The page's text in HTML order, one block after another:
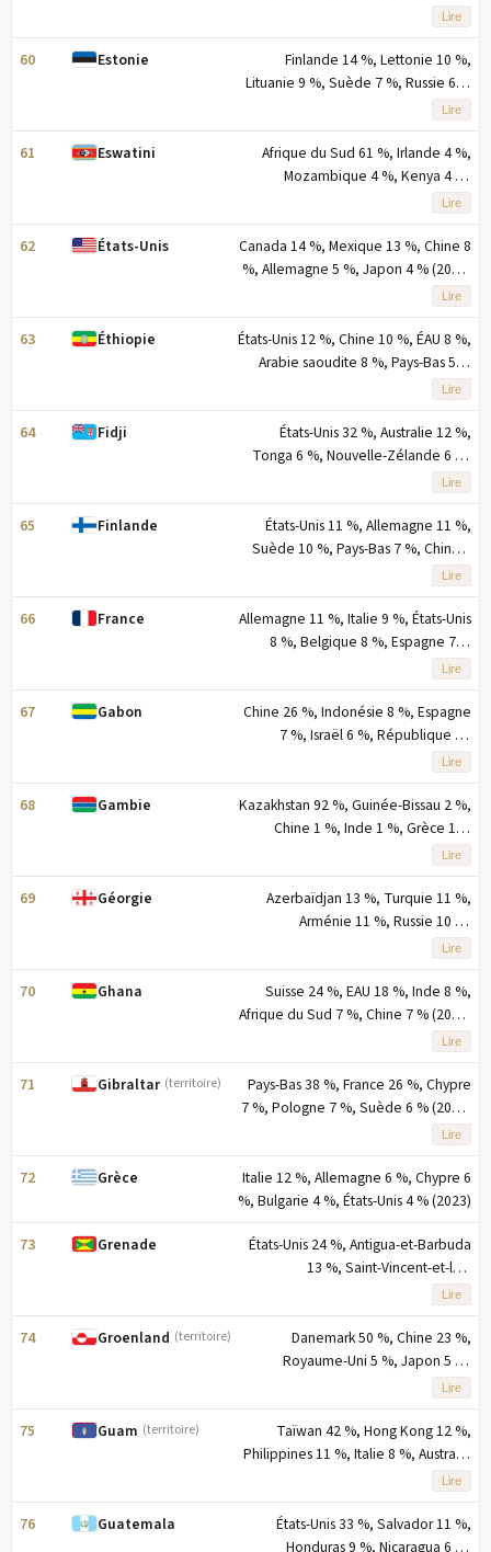
Uni 6 % (2023) note : cinq principaux
partenaires d'exportation selon la
part en pourcentage des
exportations
Lire
60 Estonie
Finlande 14 %, Lettonie 10 %,
Lituanie 9 %, Suède 7 %, Russie 6 %
(2023) note : cinq principaux
partenaires à l'exportation basés sur
le pourcentage des exportations
Lire
61 Eswatini
Afrique du Sud 61 %, Irlande 4 %,
Mozambique 4 %, Kenya 4 %,
Nigeria 3 % (2023) note : cinq
principaux partenaires d'exportation
basés sur le pourcentage des
exportations
Lire
62 États-Unis
Canada 14 %, Mexique 13 %, Chine 8
%, Allemagne 5 %, Japon 4 % (2023)
note : les cinq principaux partenaires
d'exportation basés sur le
pourcentage des exportations
Lire
63 Éthiopie
États-Unis 12 %, Chine 10 %, ÉAU 8 %,
Arabie saoudite 8 %, Pays-Bas 5 %
(2023) note : cinq principaux
partenaires à l'exportation basés sur
le pourcentage des exportations
Lire
64 Fidji
États-Unis 32 %, Australie 12 %,
Tonga 6 %, Nouvelle-Zélande 6 %,
Samoa 4 % (2023) note : cinq
principaux partenaires à l'exportation
selon la part en pourcentage des
exportations
Lire
65 Finlande
États-Unis 11 %, Allemagne 11 %,
Suède 10 %, Pays-Bas 7 %, Chine 5
% (2023) note : cinq principaux
partenaires d'exportation basés sur
le pourcentage des exportations
Lire
66 France
Allemagne 11 %, Italie 9 %, États-Unis
8 %, Belgique 8 %, Espagne 7 %
(2023) note : cinq principaux
partenaires à l'exportation basés sur
le pourcentage des exportations
Lire
67 Gabon
Chine 26 %, Indonésie 8 %, Espagne
7 %, Israël 6 %, République du
Congo 5 % (2023) note : cinq
principaux partenaires à l'exportation
basés sur le pourcentage des
exportations
Lire
68 Gambie
Kazakhstan 92 %, Guinée-Bissau 2 %,
Chine 1 %, Inde 1 %, Grèce 1 %
(2023) note : cinq principaux
partenaires d'exportation basés sur
le pourcentage des exportations
Lire
69 Géorgie
Azerbaïdjan 13 %, Turquie 11 %,
Arménie 11 %, Russie 10 %,
Kirghizistan 8 % (2023) note : cinq
principaux partenaires d'exportation
basés sur le pourcentage des
exportations
Lire
70 Ghana
Suisse 24 %, EAU 18 %, Inde 8 %,
Afrique du Sud 7 %, Chine 7 % (2023)
note : cinq principaux partenaires à
l'exportation en pourcentage des
exportations
Lire
71 Gibraltar (territoire)
Pays-Bas 38 %, France 26 %, Chypre
7 %, Pologne 7 %, Suède 6 % (2023)
note : cinq principaux partenaires à
l'exportation sur la base du
pourcentage des exportations
Lire
72 Grèce
Italie 12 %, Allemagne 6 %, Chypre 6
%, Bulgarie 4 %, États-Unis 4 % (2023)
73 Grenade
États-Unis 24 %, Antigua-et-Barbuda
13 %, Saint-Vincent-et-les-
Grenadines 8 %, Dominique 6 %,
Trinité-et-Tobago 5 % (2023) note :
cinq principaux partenaires à
l'exportation basés sur le
pourcentage des exportations
Lire
74 Groenland (territoire)
Danemark 50 %, Chine 23 %,
Royaume-Uni 5 %, Japon 5 %,
Allemagne 3 % (2023) note : cinq
principaux partenaires à l'exportation
selon le pourcentage des
exportations
Lire
75 Guam (territoire)
Taïwan 42 %, Hong Kong 12 %,
Philippines 11 %, Italie 8 %, Australie
6 % (2023) note : cinq principaux
partenaires à l'exportation en
pourcentage des exportations
Lire
76 Guatemala
États-Unis 33 %, Salvador 11 %,
Honduras 9 %, Nicaragua 6 %,